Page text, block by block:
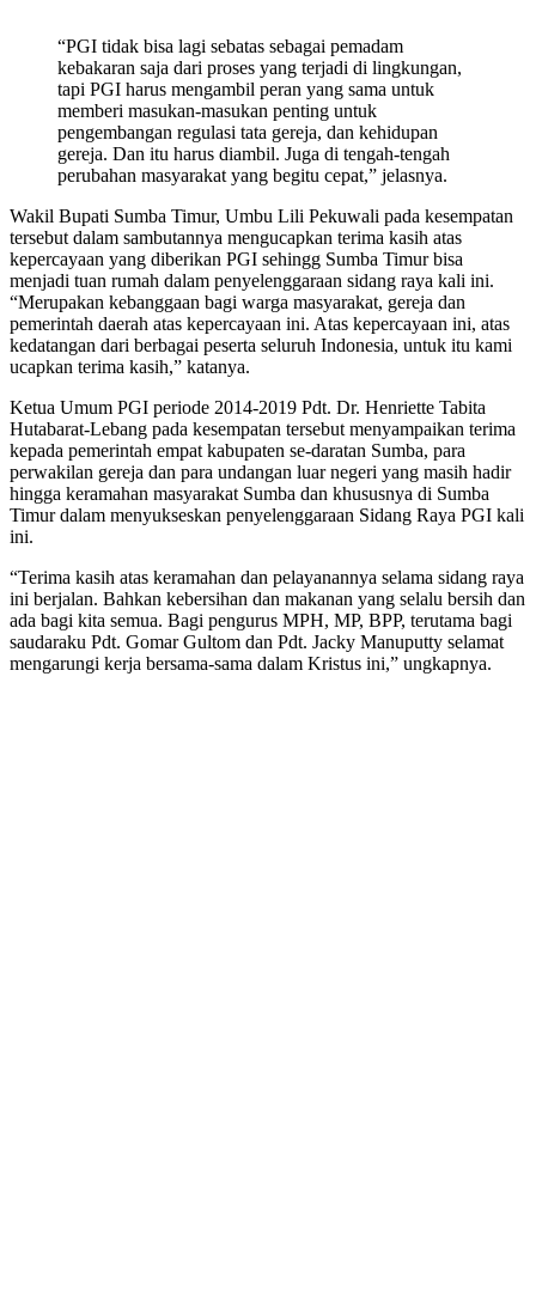
“PGI tidak bisa lagi sebatas sebagai pemadam
kebakaran saja dari proses yang terjadi di lingkungan,
tapi PGI harus mengambil peran yang sama untuk
memberi masukan-masukan penting untuk
pengembangan regulasi tata gereja, dan kehidupan
gereja. Dan itu harus diambil. Juga di tengah-tengah
perubahan masyarakat yang begitu cepat,” jelasnya.
Wakil Bupati Sumba Timur, Umbu Lili Pekuwali pada kesempatan
tersebut dalam sambutannya mengucapkan terima kasih atas
kepercayaan yang diberikan PGI sehingg Sumba Timur bisa
menjadi tuan rumah dalam penyelenggaraan sidang raya kali ini.
“Merupakan kebanggaan bagi warga masyarakat, gereja dan
pemerintah daerah atas kepercayaan ini. Atas kepercayaan ini, atas
kedatangan dari berbagai peserta seluruh Indonesia, untuk itu kami
ucapkan terima kasih,” katanya.
Ketua Umum PGI periode 2014-2019 Pdt. Dr. Henriette Tabita
Hutabarat-Lebang pada kesempatan tersebut menyampaikan terima
kepada pemerintah empat kabupaten se-daratan Sumba, para
perwakilan gereja dan para undangan luar negeri yang masih hadir
hingga keramahan masyarakat Sumba dan khususnya di Sumba
Timur dalam menyukseskan penyelenggaraan Sidang Raya PGI kali
ini.
“Terima kasih atas keramahan dan pelayanannya selama sidang raya
ini berjalan. Bahkan kebersihan dan makanan yang selalu bersih dan
ada bagi kita semua. Bagi pengurus MPH, MP, BPP, terutama bagi
saudaraku Pdt. Gomar Gultom dan Pdt. Jacky Manuputty selamat
mengarungi kerja bersama-sama dalam Kristus ini,” ungkapnya.